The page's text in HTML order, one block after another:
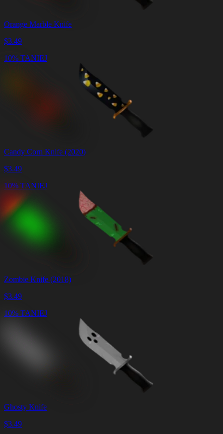
Orange Marble Knife
$3.49
10% TANIEJ
Candy Corn Knife (2020)
$3.49
10% TANIEJ
Zombie Knife (2018)
$3.49
10% TANIEJ
Ghosty Knife
$3.49